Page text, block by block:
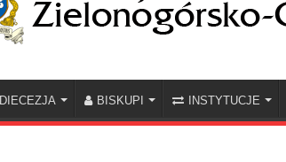
DIECEZJA BISKUPI INSTYTUCJE